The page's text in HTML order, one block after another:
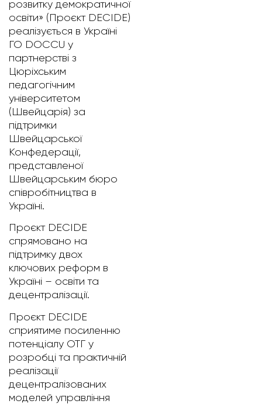
розвитку демократичної
освіти» (Проєкт DECIDE)
реалізується в Україні
ГО DOCCU у
партнерстві з
Цюріхським
педагогічним
університетом
(Швейцарія) за
підтримки
Швейцарської
Конфедерації,
представленої
Швейцарським бюро
співробітництва в
Україні.
Проєкт DECIDE
спрямовано на
підтримку двох
ключових реформ в
Україні – освіти та
децентралізації.
Проєкт DECIDE
сприятиме посиленню
потенціалу ОТГ у
розробці та практичній
реалізації
децентралізованих
моделей управління